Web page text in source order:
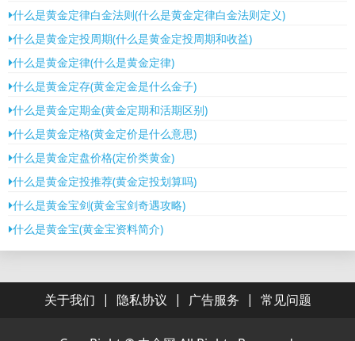
什么是黄金定律白金法则(什么是黄金定律白金法则定义)
什么是黄金定投周期(什么是黄金定投周期和收益)
什么是黄金定律(什么是黄金定律)
什么是黄金定存(黄金定金是什么金子)
什么是黄金定期金(黄金定期和活期区别)
什么是黄金定格(黄金定价是什么意思)
什么是黄金定盘价格(定价类黄金)
什么是黄金定投推荐(黄金定投划算吗)
什么是黄金宝剑(黄金宝剑奇遇攻略)
什么是黄金宝(黄金宝资料简介)
关于我们 | 隐私协议 | 广告服务 | 常见问题